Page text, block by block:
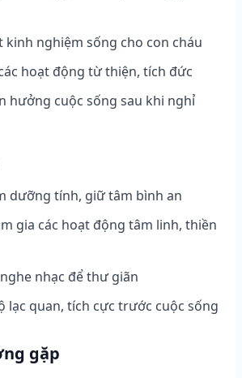
kinh nghiệm sống cho con cháu
hoạt động từ thiện, tích đức
hưởng cuộc sống sau khi nghỉ
dưỡng tính, giữ tâm bình an
gia các hoạt động tâm linh, thiền
nhạc để thư giãn
lạc quan, tích cực trước cuộc sống
gặp